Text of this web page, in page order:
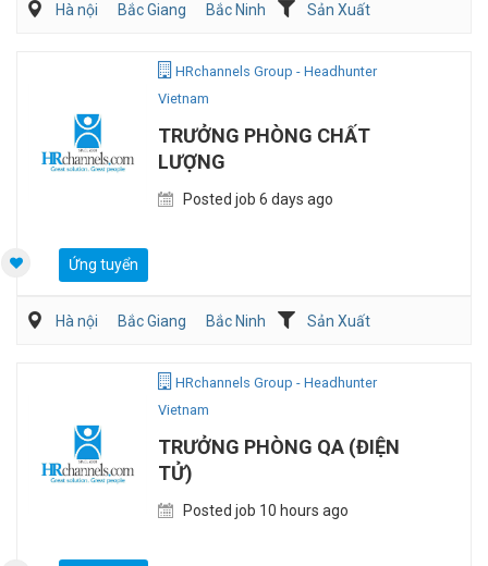
Hà nội Bắc Giang Bắc Ninh
Sản Xuất
HRchannels Group - Headhunter
Vietnam
TRƯỞNG PHÒNG CHẤT
LƯỢNG
Posted job 6 days ago
Ứng tuyển
Hà nội Bắc Giang Bắc Ninh
Sản Xuất
HRchannels Group - Headhunter
Vietnam
TRƯỞNG PHÒNG QA (ĐIỆN
TỬ)
Posted job 10 hours ago